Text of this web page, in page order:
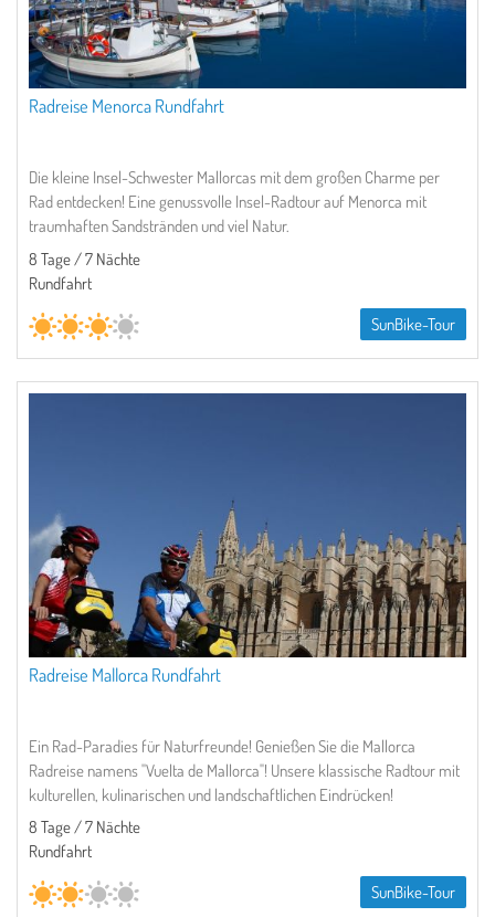
Radreise Menorca Rundfahrt
Die kleine Insel-Schwester Mallorcas mit dem großen Charme per
Rad entdecken! Eine genussvolle Insel-Radtour auf Menorca mit
traumhaften Sandstränden und viel Natur.
8 Tage / 7 Nächte
Rundfahrt
SunBike-Tour
Radreise Mallorca Rundfahrt
Ein Rad-Paradies für Naturfreunde! Genießen Sie die Mallorca
Radreise namens "Vuelta de Mallorca"! Unsere klassische Radtour mit
kulturellen, kulinarischen und landschaftlichen Eindrücken!
8 Tage / 7 Nächte
Rundfahrt
SunBike-Tour